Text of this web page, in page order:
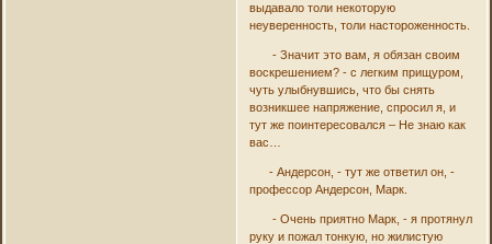
выдавало толи некоторую
неуверенность, толи настороженность.
- Значит это вам, я обязан своим
воскрешением? - с легким прищуром,
чуть улыбнувшись, что бы снять
возникшее напряжение, спросил я, и
тут же поинтересовался – Не знаю как
вас…
- Андерсон, - тут же ответил он, -
профессор Андерсон, Марк.
- Очень приятно Марк, - я протянул
руку и пожал тонкую, но жилистую